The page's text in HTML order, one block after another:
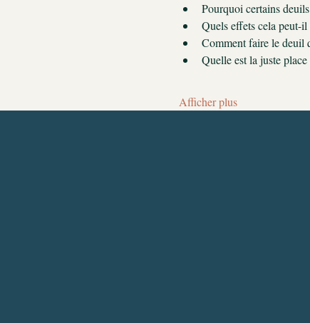
Pourquoi certains
Quels effets cela peut-
Comment faire le deuil
Quelle est la juste place
Afficher plus